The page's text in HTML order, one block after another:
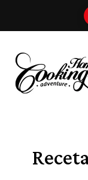
Everyday
Ingredients